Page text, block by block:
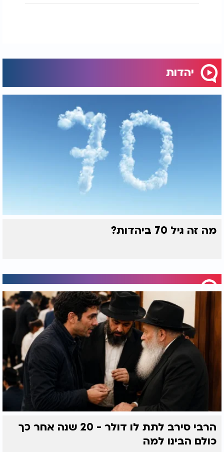
שליח של אהבה
"אז אני יכול להגיד", מסכם איתן את השיחה, "אם
מחפשים איזו מטרה, אז המטרה היא אהבת חינם.
התפקיד שלי זה להעביר אהבה ממקום אחד למקום
אחר. שליח של אהבה. אנחנו בסוף עם אחד, ואנחנו
צריכים לשלב ידיים וצריכים קצת רעות, ערבות הדדית
ואחווה - וזה הכל."
יהדות
מה זה גיל 70 ביהדות?
הרבי סירב לתת לו דולר - 20 שנה אחר כך
כולם הבינו למה